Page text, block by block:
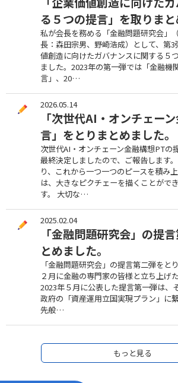
る５つの提言」を取りまと
私が会長を務める「金融問題研究会」
長：森田宗男、野崎浩成）として、第
値創造に向けたガバナンスに関する５
ました。2023年の第一弾では「金融機
言」、20…
2026.05.14
「次世代AI・オンチェー
言」をとりまとめました。
次世代AI・オンチェーン金融構想PTの
最終決定しましたので、ご報告します
り、これから一つ一つのピースを積み
は、大きなピクチェーを描くことがで
す。 大切な…
2025.02.04
「金融問題研究会」の提
とめました。
「金融問題研究会」の提言第二弾をと
２月に金融の専門家の皆様と立ち上げ
2023年５月に公表した提言第一弾は、
政府の「資産運用立国実現プラン」に
先般…
もっと見る